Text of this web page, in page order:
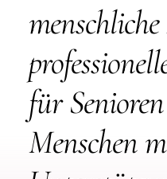
für
Menschen